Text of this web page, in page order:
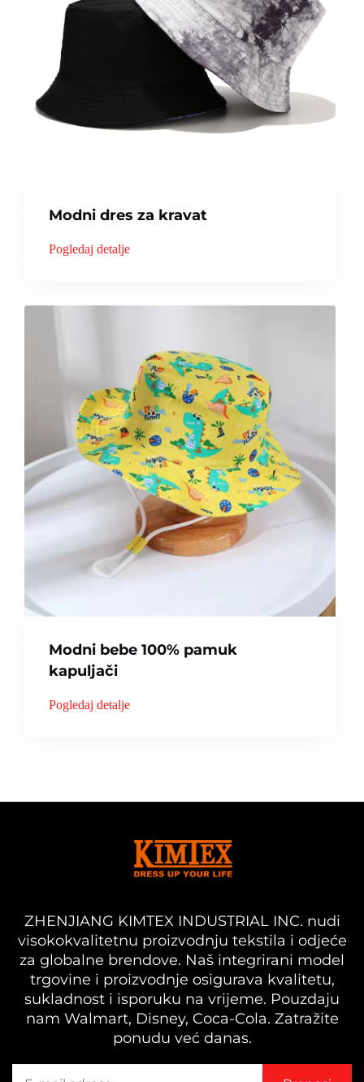
Modni dres za kravat
Pogledaj detalje
Modni bebe 100% pamuk
kapuljači
Pogledaj detalje
ZHENJIANG KIMTEX INDUSTRIAL INC. nudi
visokokvalitetnu proizvodnju tekstila i odjeće
za globalne brendove. Naš integrirani model
trgovine i proizvodnje osigurava kvalitetu,
sukladnost i isporuku na vrijeme. Pouzdaju
nam Walmart, Disney, Coca-Cola. Zatražite
ponudu već danas.